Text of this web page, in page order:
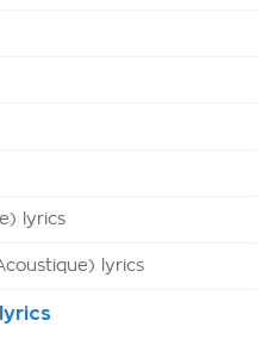
lyrics
lyrics